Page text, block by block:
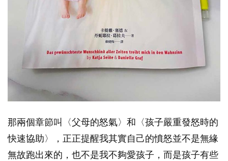
那兩個章節叫〈父母的怒氣〉和〈孩子嚴重發怒時的
快速協助〉，正正提醒我其實自己的憤怒並不是無緣
無故跑出來的，也不是我不夠愛孩子，而是孩子有些